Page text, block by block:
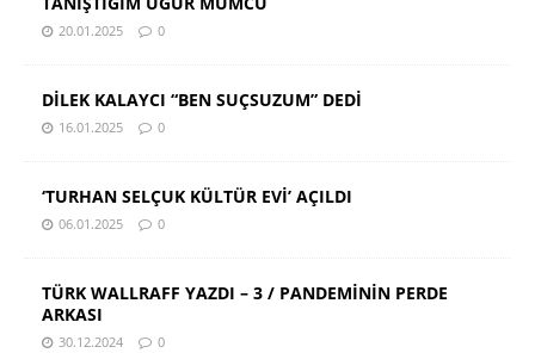
20.01.2025 0
DİLEK KALAYCI “BEN SUÇSUZUM” DEDİ
16.01.2025 0
‘TURHAN SELÇUK KÜLTÜR EVİ’ AÇILDI
06.01.2025 0
TÜRK WALLRAFF YAZDI – 3 / PANDEMİNİN PERDE
ARKASI
30.12.2024 0